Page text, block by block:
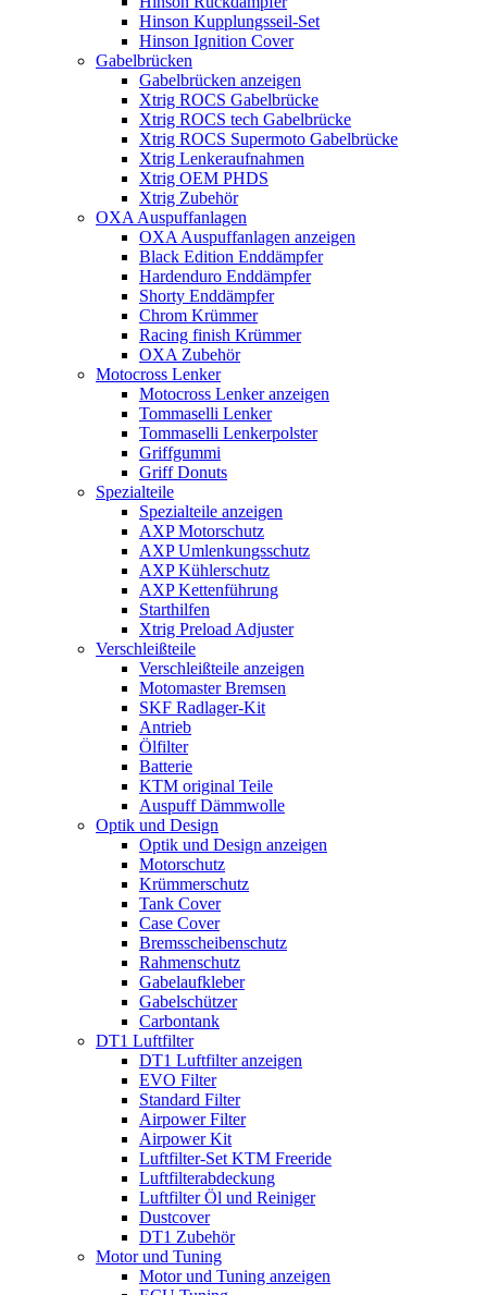
Hinson Kupplungsseil-Set
Hinson Ignition Cover
Gabelbrücken
Gabelbrücken anzeigen
Xtrig ROCS Gabelbrücke
Xtrig ROCS tech Gabelbrücke
Xtrig ROCS Supermoto Gabelbrücke
Xtrig Lenkeraufnahmen
Xtrig OEM PHDS
Xtrig Zubehör
OXA Auspuffanlagen
OXA Auspuffanlagen anzeigen
Black Edition Enddämpfer
Hardenduro Enddämpfer
Shorty Enddämpfer
Chrom Krümmer
Racing finish Krümmer
OXA Zubehör
Motocross Lenker
Motocross Lenker anzeigen
Tommaselli Lenker
Tommaselli Lenkerpolster
Griffgummi
Griff Donuts
Spezialteile
Spezialteile anzeigen
AXP Motorschutz
AXP Umlenkungsschutz
AXP Kühlerschutz
AXP Kettenführung
Starthilfen
Xtrig Preload Adjuster
Verschleißteile
Verschleißteile anzeigen
Motomaster Bremsen
SKF Radlager-Kit
Antrieb
Ölfilter
Batterie
KTM original Teile
Auspuff Dämmwolle
Optik und Design
Optik und Design anzeigen
Motorschutz
Krümmerschutz
Tank Cover
Case Cover
Bremsscheibenschutz
Rahmenschutz
Gabelaufkleber
Gabelschützer
Carbontank
DT1 Luftfilter
DT1 Luftfilter anzeigen
EVO Filter
Standard Filter
Airpower Filter
Airpower Kit
Luftfilter-Set KTM Freeride
Luftfilterabdeckung
Luftfilter Öl und Reiniger
Dustcover
DT1 Zubehör
Motor und Tuning
Motor und Tuning anzeigen